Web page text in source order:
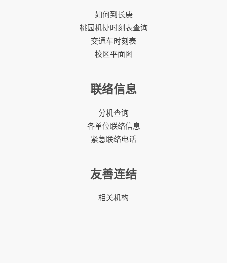
如何到长庚
桃园机捷时刻表查询
交通车时刻表
校区平面图
联络信息
分机查询
各单位联络信息
紧急联络电话
友善连结
相关机构